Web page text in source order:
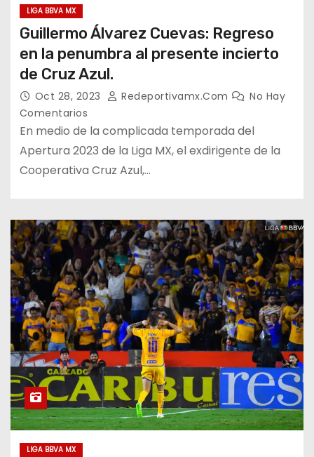
LIGA BBVA MX
Guillermo Álvarez Cuevas: Regreso
en la penumbra al presente incierto
de Cruz Azul.
Oct 28, 2023 Redeportivamx.com
No Hay
Comentarios
En medio de la complicada temporada del
Apertura 2023 de la Liga MX, el exdirigente de la
Cooperativa Cruz Azul,…
LIGA BBVA MX